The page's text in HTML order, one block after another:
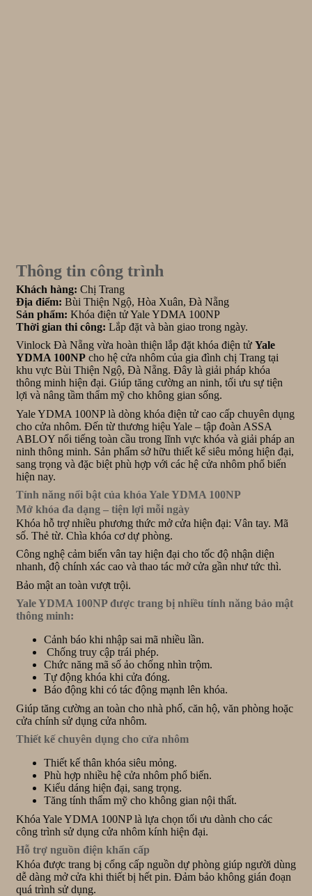
Thông tin công trình
Khách hàng: Chị Trang
Địa điểm: Bùi Thiện Ngộ, Hòa Xuân, Đà Nẵng
Sản phẩm: Khóa điện tử Yale YDMA 100NP
Thời gian thi công: Lắp đặt và bàn giao trong ngày.
Vinlock Đà Nẵng vừa hoàn thiện lắp đặt khóa điện tử Yale
YDMA 100NP cho hệ cửa nhôm của gia đình chị Trang tại
khu vực Bùi Thiện Ngộ, Đà Nẵng. Đây là giải pháp khóa
thông minh hiện đại. Giúp tăng cường an ninh, tối ưu sự tiện
lợi và nâng tầm thẩm mỹ cho không gian sống.
Yale YDMA 100NP là dòng khóa điện tử cao cấp chuyên dụng
cho cửa nhôm. Đến từ thương hiệu Yale – tập đoàn ASSA
ABLOY nổi tiếng toàn cầu trong lĩnh vực khóa và giải pháp an
ninh thông minh. Sản phẩm sở hữu thiết kế siêu mỏng hiện đại,
sang trọng và đặc biệt phù hợp với các hệ cửa nhôm phổ biến
hiện nay.
Tính năng nổi bật của khóa Yale YDMA 100NP
Mở khóa đa dạng – tiện lợi mỗi ngày
Khóa hỗ trợ nhiều phương thức mở cửa hiện đại: Vân tay. Mã
số. Thẻ từ. Chìa khóa cơ dự phòng.
Công nghệ cảm biến vân tay hiện đại cho tốc độ nhận diện
nhanh, độ chính xác cao và thao tác mở cửa gần như tức thì.
Bảo mật an toàn vượt trội.
Yale YDMA 100NP được trang bị nhiều tính năng bảo mật
thông minh:
Cảnh báo khi nhập sai mã nhiều lần.
Chống truy cập trái phép.
Chức năng mã số ảo chống nhìn trộm.
Tự động khóa khi cửa đóng.
Báo động khi có tác động mạnh lên khóa.
Giúp tăng cường an toàn cho nhà phố, căn hộ, văn phòng hoặc
cửa chính sử dụng cửa nhôm.
Thiết kế chuyên dụng cho cửa nhôm
Thiết kế thân khóa siêu mỏng.
Phù hợp nhiều hệ cửa nhôm phổ biến.
Kiểu dáng hiện đại, sang trọng.
Tăng tính thẩm mỹ cho không gian nội thất.
Khóa Yale YDMA 100NP là lựa chọn tối ưu dành cho các
công trình sử dụng cửa nhôm kính hiện đại.
Hỗ trợ nguồn điện khẩn cấp
Khóa được trang bị cổng cấp nguồn dự phòng giúp người dùng
dễ dàng mở cửa khi thiết bị hết pin. Đảm bảo không gián đoạn
quá trình sử dụng.